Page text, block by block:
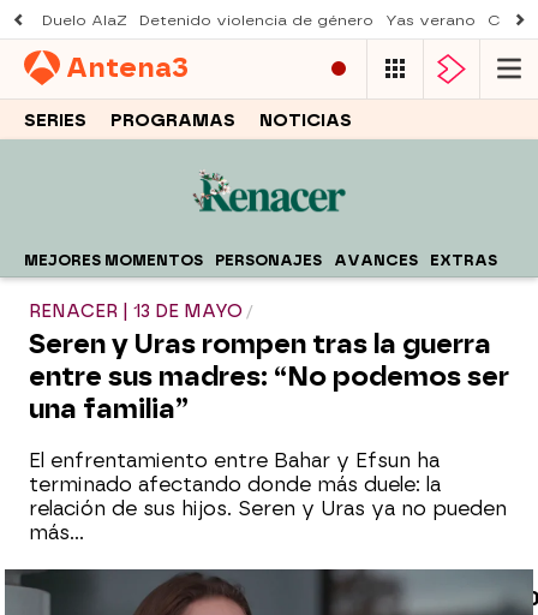
Duelo AlaZ Detenido violencia de género Yas verano
Antena3
SERIES PROGRAMAS NOTICIAS
MEJORES MOMENTOS PERSONAJES AVANCES EXTRAS
RENACER | 13 DE MAYO
Seren y Uras rompen tras la guerra
entre sus madres: “No podemos ser
una familia”
El enfrentamiento entre Bahar y Efsun ha
terminado afectando donde más duele: la
relación de sus hijos. Seren y Uras ya no pueden
más…